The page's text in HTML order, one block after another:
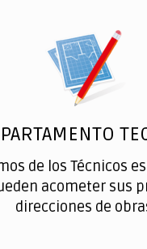
de los Técnicos
acometer sus
direcciones de